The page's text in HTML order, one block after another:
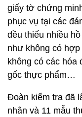
giấy tờ chứng
phục vụ tại các
đều thiếu nhiều
như không có
không có các hóa
gốc thực phẩm…
Đoàn kiểm tra đã
nhân và 11 mẫu